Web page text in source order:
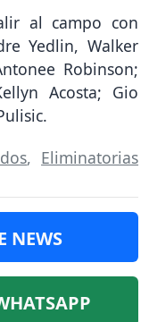
al campo con
Yedlin, Walker
Robinson;
Acosta; Gio
, Eliminatorias
NEWS